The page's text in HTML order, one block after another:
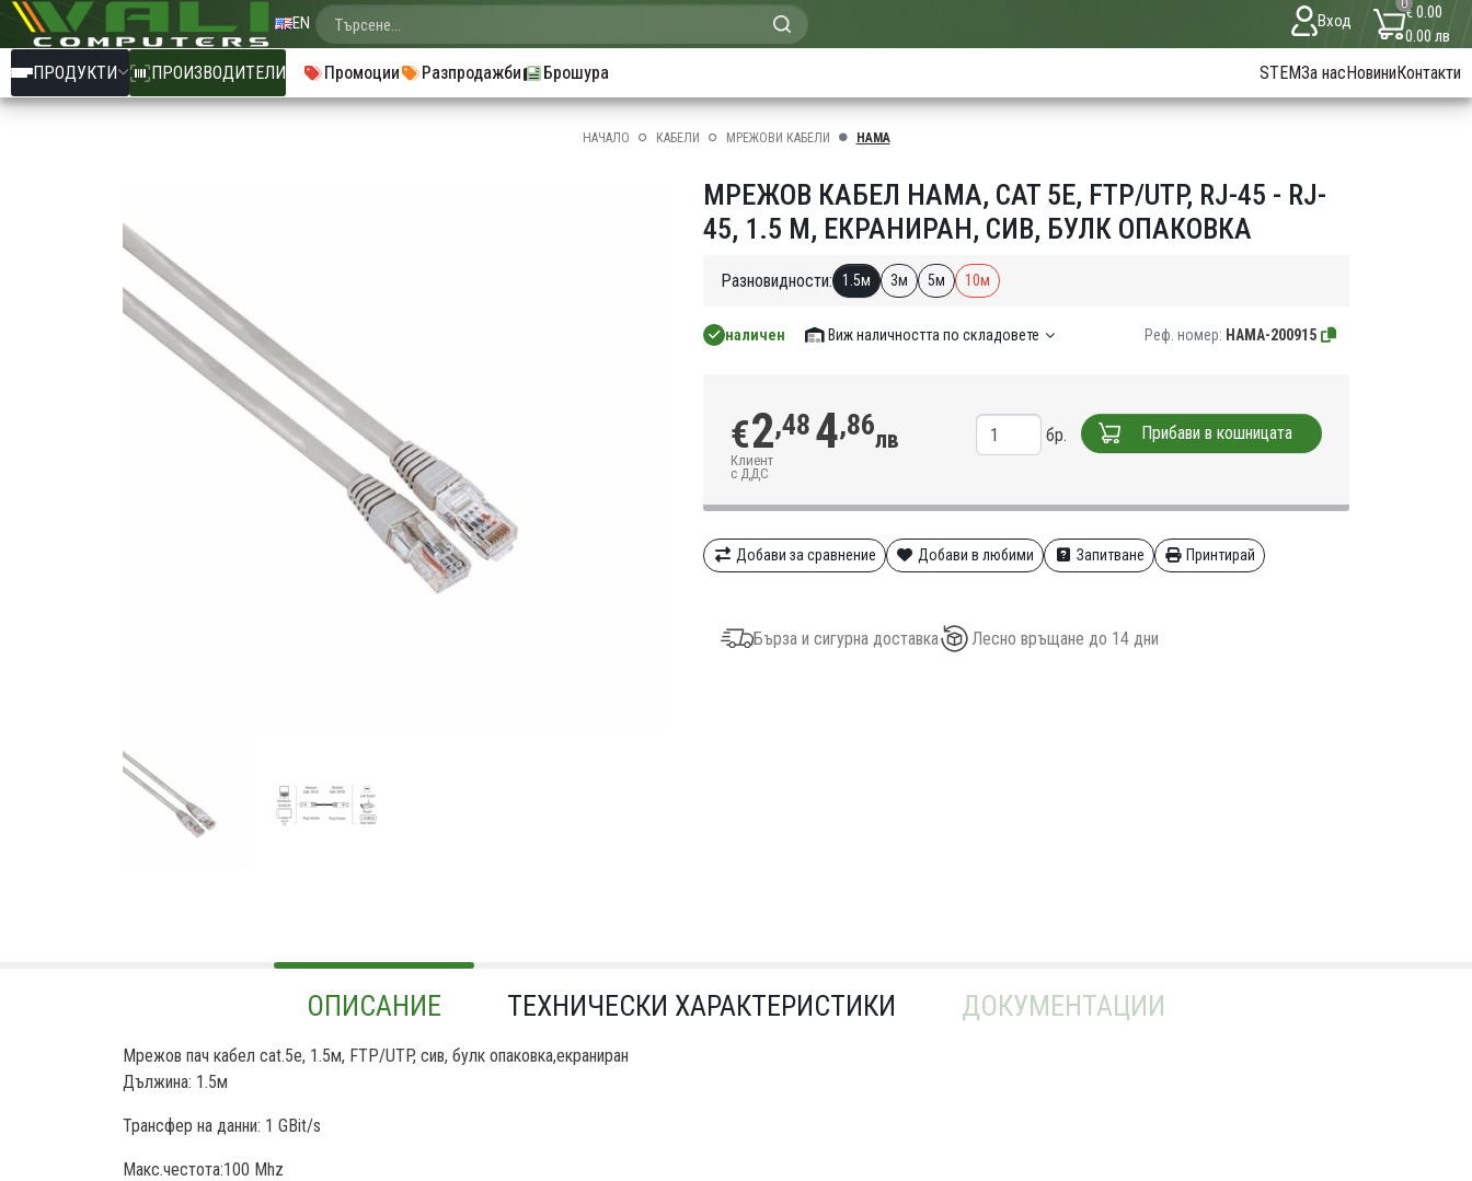
EN Вход
0€ 0.00
0.00 лв
ПРОДУКТИ ПРОИЗВОДИТЕЛИ Промоции Разпродажби Брошура STEMЗа насНовиниКонтакти
НАЧАЛО КАБЕЛИ МРЕЖОВИ КАБЕЛИ HAMA
МРЕЖОВ КАБЕЛ HAMA, CAT 5E, FTP/UTP, RJ-45 - RJ-
45, 1.5 М, ЕКРАНИРАН, СИВ, БУЛК ОПАКОВКА
Разновидности: 1.5м 3м 5м 10м
наличен Виж наличността по складовете Реф. номер: HAMA-200915
€2,48 4,86лв
Клиент
с ДДС
бр. Прибави в кошницата
Добави за сравнение Добави в любими Запитване Принтирай
Бърза и сигурна доставка Лесно връщане до 14 дни
ОПИСАНИЕ ТЕХНИЧЕСКИ ХАРАКТЕРИСТИКИ ДОКУМЕНТАЦИИ
Мрежов пач кабел cat.5e, 1.5м, FTP/UTP, сив, булк опаковка,екраниран
Дължина: 1.5м
Трансфер на данни: 1 GBit/s
Макс.честота:100 Mhz